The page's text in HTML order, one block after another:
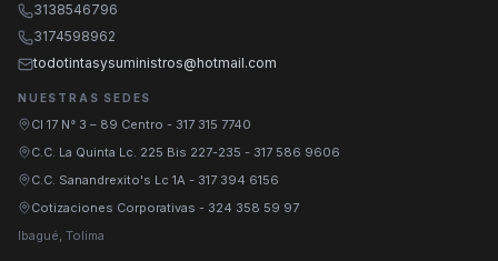
3138546796
3174598962
todotintasysuministros@hotmail.com
NUESTRAS SEDES
Cl 17 N° 3 – 89 Centro - 317 315 7740
C.C. La Quinta Lc. 225 Bis 227-235 - 317 586 9606
C.C. Sanandrexito's Lc 1A - 317 394 6156
Cotizaciones Corporativas - 324 358 59 97
Ibagué, Tolima